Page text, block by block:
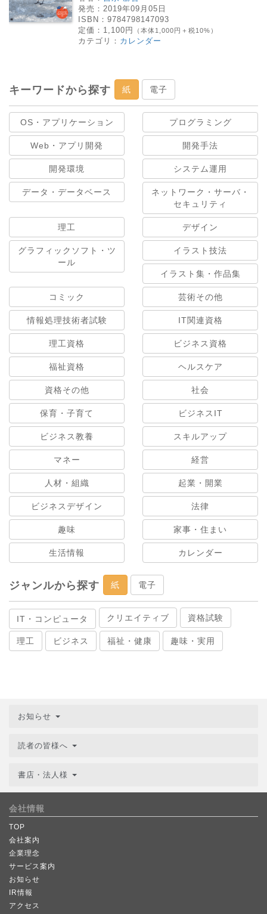
発売： 2019年09月05日
ISBN： 9784798147093
定価： 1,100円 （本体1,000円＋税10%）
カテゴリ： カレンダー
キーワードから探す 紙 電子
OS・アプリケーション プログラミング
Web・アプリ開発 開発手法
開発環境 システム運用
データ・データベース
ネットワーク・サーバ・
セキュリティ
理工 デザイン
グラフィックソフト・ツ
ール
イラスト技法
イラスト集・作品集
コミック 芸術その他
情報処理技術者試験 IT関連資格
理工資格 ビジネス資格
福祉資格 ヘルスケア
資格その他 社会
保育・子育て ビジネスIT
ビジネス教養 スキルアップ
マネー 経営
人材・組織 起業・開業
ビジネスデザイン 法律
趣味 家事・住まい
生活情報 カレンダー
ジャンルから探す 紙 電子
IT・コンピュータ クリエイティブ 資格試験
理工 ビジネス 福祉・健康 趣味・実用
お知らせ
読者の皆様へ
書店・法人様
会社情報
TOP
会社案内
企業理念
サービス案内
お知らせ
IR情報
アクセス